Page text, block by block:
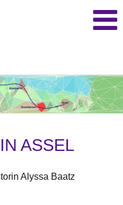
ASSEL
Alyssa Baatz